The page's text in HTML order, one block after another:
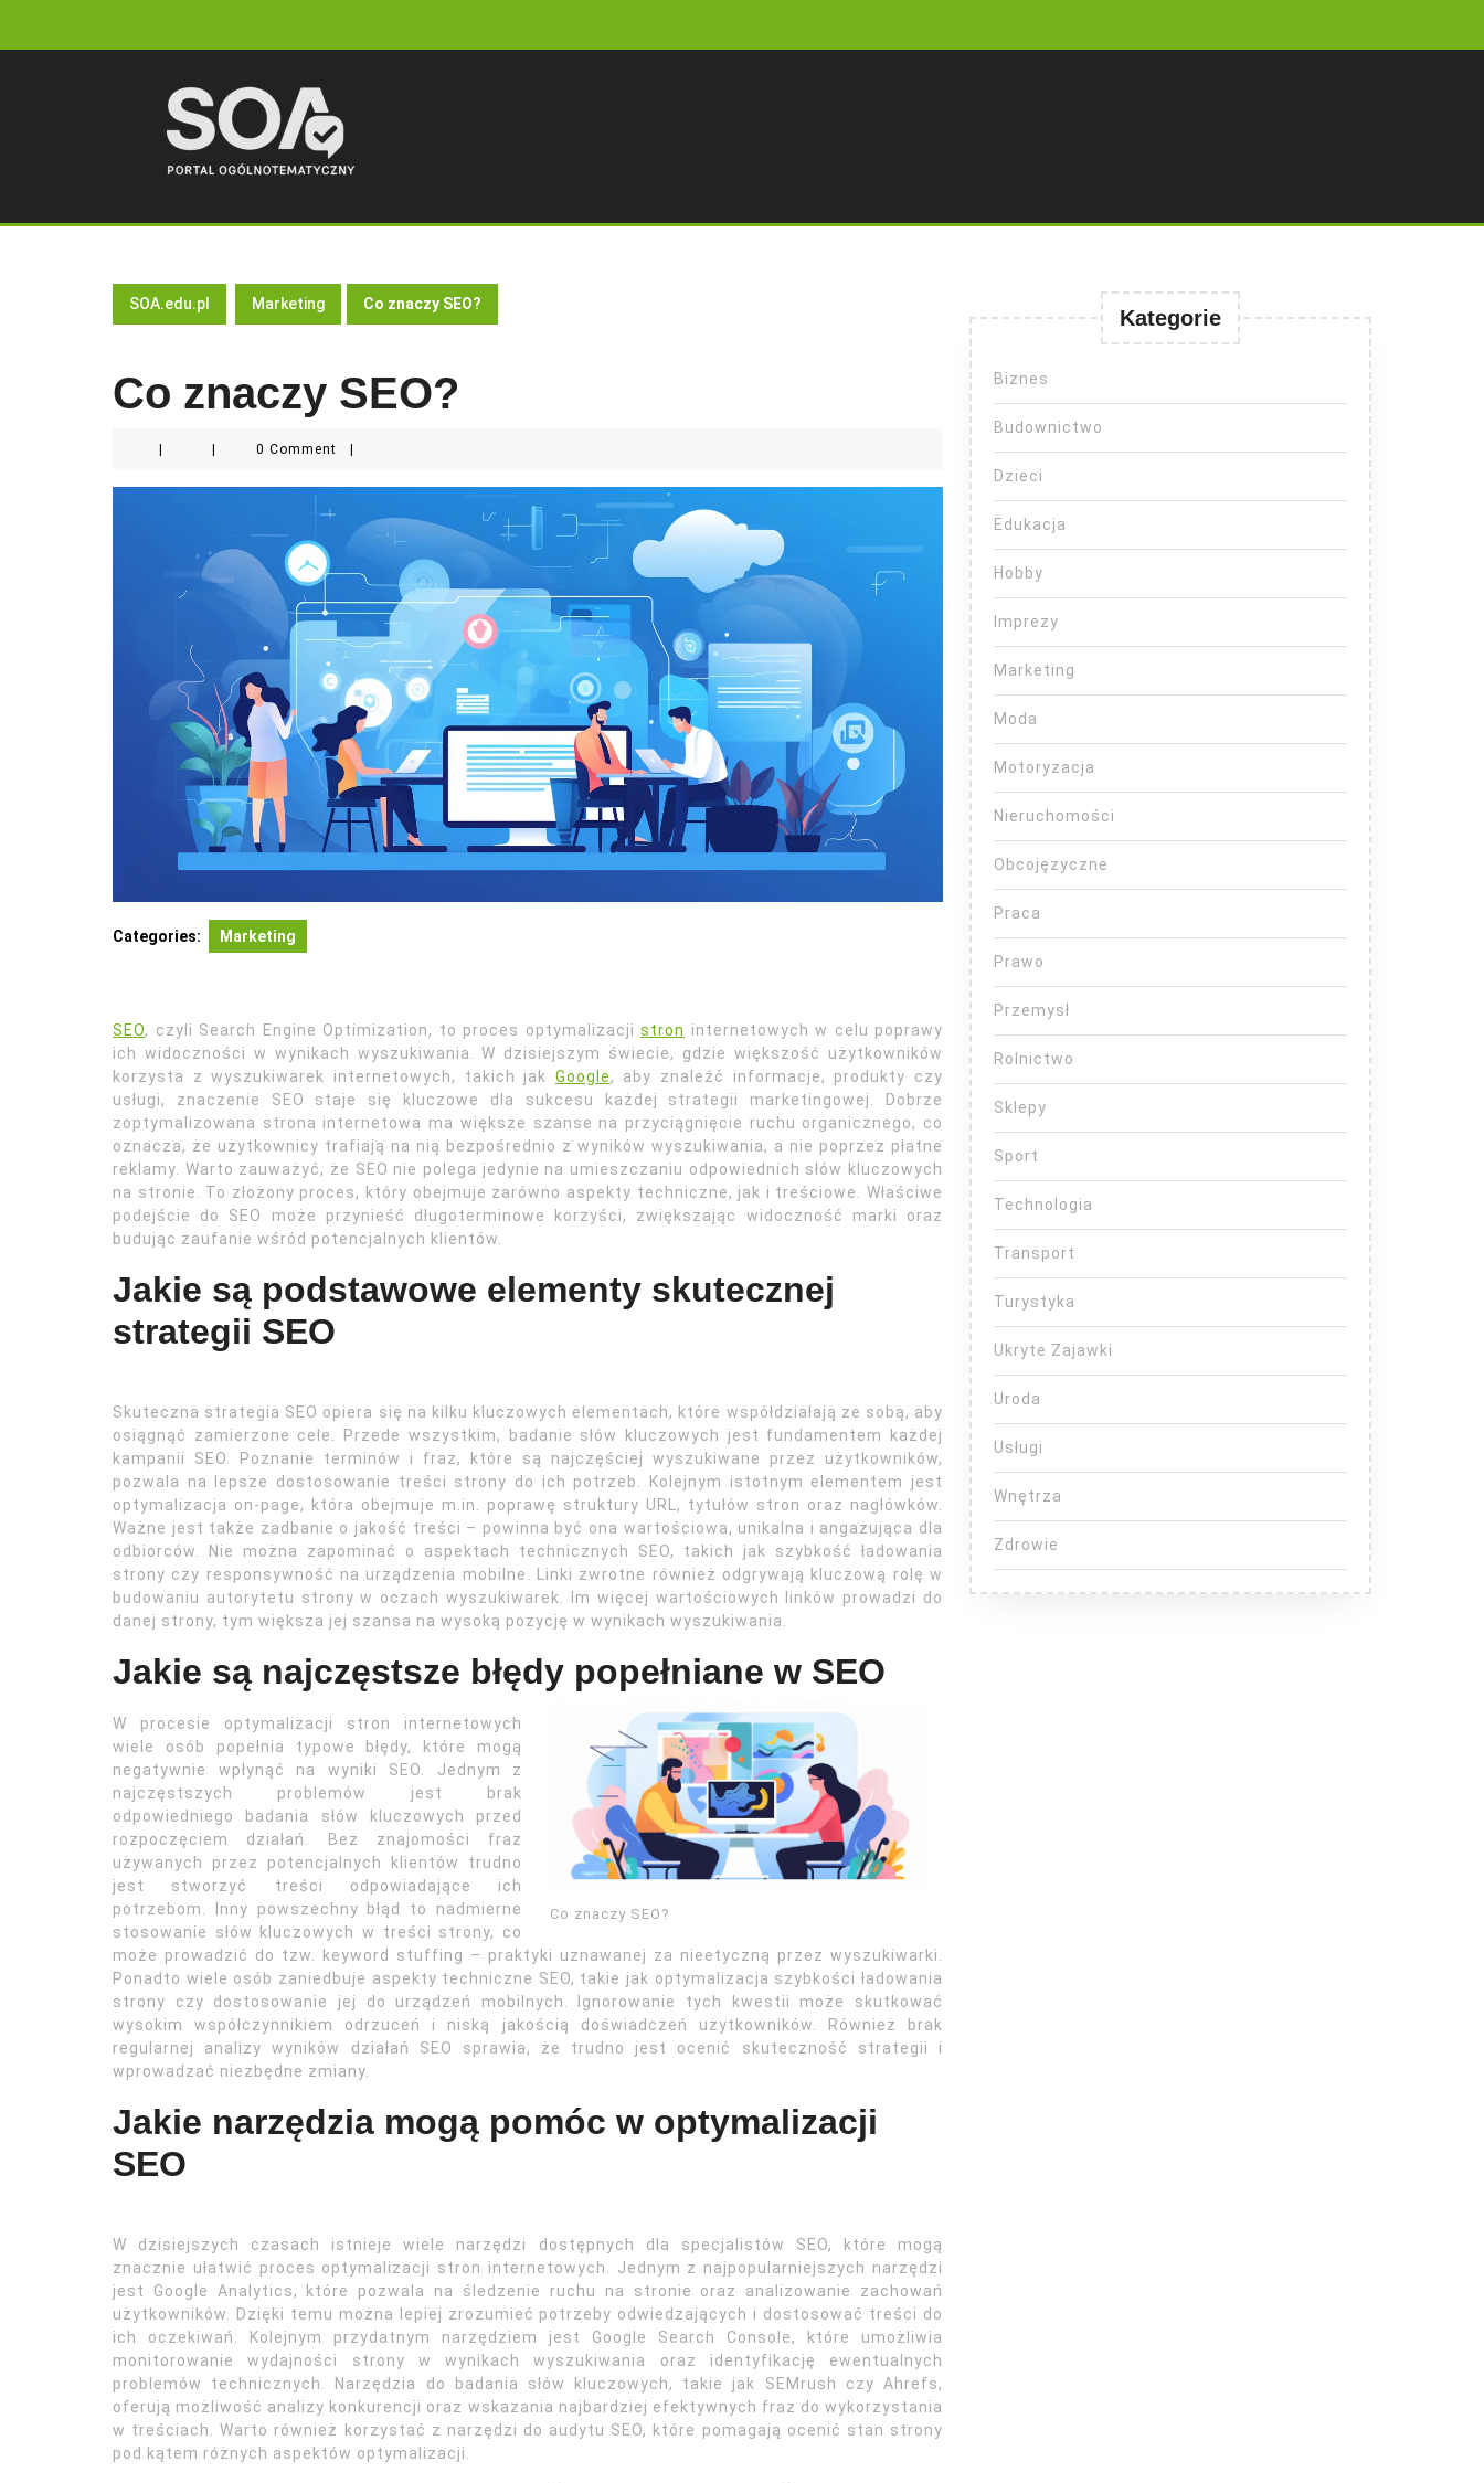
SOA.edu.pl Marketing Co znaczy SEO?
Co znaczy SEO?
0 Comment
Categories: Marketing
SEO, czyli Search Engine Optimization, to proces optymalizacji stron internetowych w celu poprawy
ich widoczności w wynikach wyszukiwania. W dzisiejszym świecie, gdzie większość użytkowników
korzysta z wyszukiwarek internetowych, takich jak Google, aby znaleźć informacje, produkty czy
usługi, znaczenie SEO staje się kluczowe dla sukcesu każdej strategii marketingowej. Dobrze
zoptymalizowana strona internetowa ma większe szanse na przyciągnięcie ruchu organicznego, co
oznacza, że użytkownicy trafiają na nią bezpośrednio z wyników wyszukiwania, a nie poprzez płatne
reklamy. Warto zauważyć, że SEO nie polega jedynie na umieszczaniu odpowiednich słów kluczowych
na stronie. To złożony proces, który obejmuje zarówno aspekty techniczne, jak i treściowe. Właściwe
podejście do SEO może przynieść długoterminowe korzyści, zwiększając widoczność marki oraz
budując zaufanie wśród potencjalnych klientów.
Jakie są podstawowe elementy skutecznej
strategii SEO
Skuteczna strategia SEO opiera się na kilku kluczowych elementach, które współdziałają ze sobą, aby
osiągnąć zamierzone cele. Przede wszystkim, badanie słów kluczowych jest fundamentem każdej
kampanii SEO. Poznanie terminów i fraz, które są najczęściej wyszukiwane przez użytkowników,
pozwala na lepsze dostosowanie treści strony do ich potrzeb. Kolejnym istotnym elementem jest
optymalizacja on-page, która obejmuje m.in. poprawę struktury URL, tytułów stron oraz nagłówków.
Ważne jest także zadbanie o jakość treści – powinna być ona wartościowa, unikalna i angażująca dla
odbiorców. Nie można zapominać o aspektach technicznych SEO, takich jak szybkość ładowania
strony czy responsywność na urządzenia mobilne. Linki zwrotne również odgrywają kluczową rolę w
budowaniu autorytetu strony w oczach wyszukiwarek. Im więcej wartościowych linków prowadzi do
danej strony, tym większa jej szansa na wysoką pozycję w wynikach wyszukiwania.
Jakie są najczęstsze błędy popełniane w SEO
Co znaczy SEO?
W procesie optymalizacji stron internetowych
wiele osób popełnia typowe błędy, które mogą
negatywnie wpłynąć na wyniki SEO. Jednym z
najczęstszych problemów jest brak
odpowiedniego badania słów kluczowych przed
rozpoczęciem działań. Bez znajomości fraz
używanych przez potencjalnych klientów trudno
jest stworzyć treści odpowiadające ich
potrzebom. Inny powszechny błąd to nadmierne
stosowanie słów kluczowych w treści strony, co
może prowadzić do tzw. keyword stuffing – praktyki uznawanej za nieetyczną przez wyszukiwarki.
Ponadto wiele osób zaniedbuje aspekty techniczne SEO, takie jak optymalizacja szybkości ładowania
strony czy dostosowanie jej do urządzeń mobilnych. Ignorowanie tych kwestii może skutkować
wysokim współczynnikiem odrzuceń i niską jakością doświadczeń użytkowników. Również brak
regularnej analizy wyników działań SEO sprawia, że trudno jest ocenić skuteczność strategii i
wprowadzać niezbędne zmiany.
Jakie narzędzia mogą pomóc w optymalizacji
SEO
W dzisiejszych czasach istnieje wiele narzędzi dostępnych dla specjalistów SEO, które mogą
znacznie ułatwić proces optymalizacji stron internetowych. Jednym z najpopularniejszych narzędzi
jest Google Analytics, które pozwala na śledzenie ruchu na stronie oraz analizowanie zachowań
użytkowników. Dzięki temu można lepiej zrozumieć potrzeby odwiedzających i dostosować treści do
ich oczekiwań. Kolejnym przydatnym narzędziem jest Google Search Console, które umożliwia
monitorowanie wydajności strony w wynikach wyszukiwania oraz identyfikację ewentualnych
problemów technicznych. Narzędzia do badania słów kluczowych, takie jak SEMrush czy Ahrefs,
oferują możliwość analizy konkurencji oraz wskazania najbardziej efektywnych fraz do wykorzystania
w treściach. Warto również korzystać z narzędzi do audytu SEO, które pomagają ocenić stan strony
pod kątem różnych aspektów optymalizacji.
Kategorie
Biznes
Budownictwo
Dzieci
Edukacja
Hobby
Imprezy
Marketing
Moda
Motoryzacja
Nieruchomości
Obcojęzyczne
Praca
Prawo
Przemysł
Rolnictwo
Sklepy
Sport
Technologia
Transport
Turystyka
Ukryte Zajawki
Uroda
Usługi
Wnętrza
Zdrowie